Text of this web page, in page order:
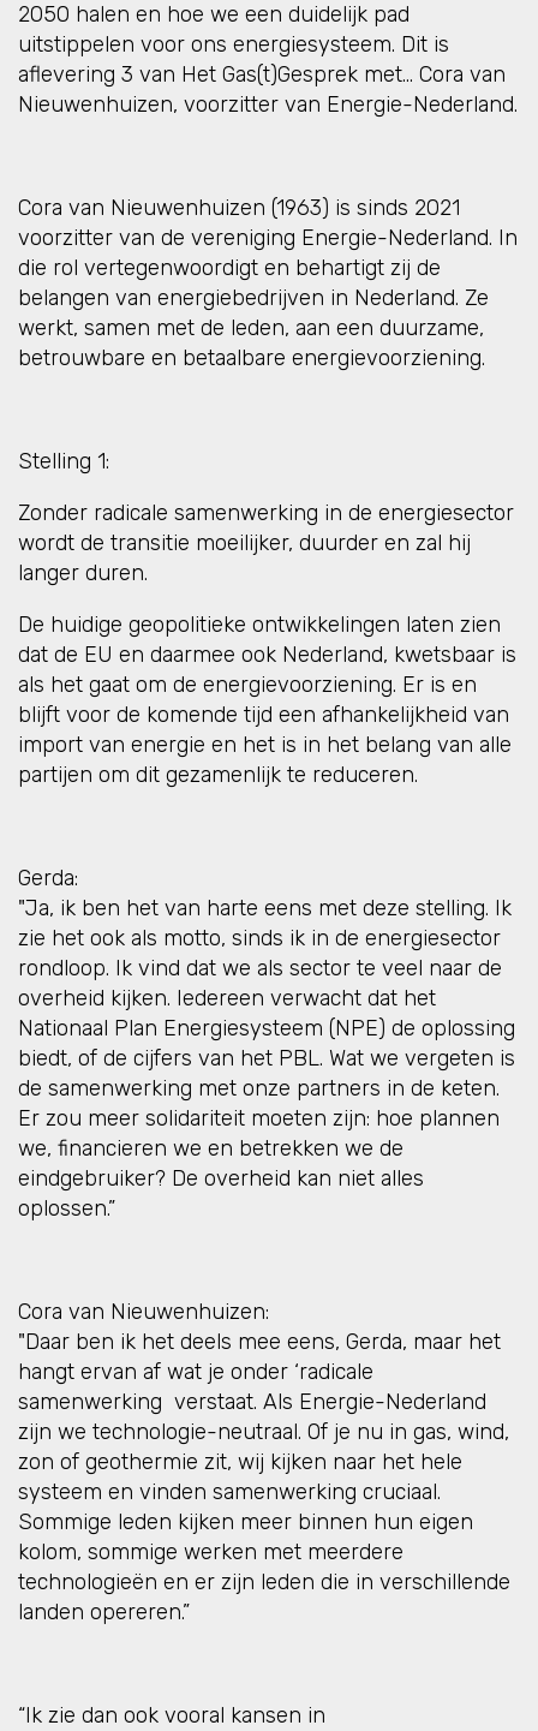
2050 halen en hoe we een duidelijk pad
uitstippelen voor ons energiesysteem. Dit is
aflevering 3 van Het Gas(t)Gesprek met… Cora van
Nieuwenhuizen, voorzitter van Energie-Nederland.
Cora van Nieuwenhuizen (1963) is sinds 2021
voorzitter van de vereniging Energie-Nederland. In
die rol vertegenwoordigt en behartigt zij de
belangen van energiebedrijven in Nederland. Ze
werkt, samen met de leden, aan een duurzame,
betrouwbare en betaalbare energievoorziening.
Stelling 1:
Zonder radicale samenwerking in de energiesector
wordt de transitie moeilijker, duurder en zal hij
langer duren.
De huidige geopolitieke ontwikkelingen laten zien
dat de EU en daarmee ook Nederland, kwetsbaar is
als het gaat om de energievoorziening. Er is en
blijft voor de komende tijd een afhankelijkheid van
import van energie en het is in het belang van alle
partijen om dit gezamenlijk te reduceren.
Gerda:
"Ja, ik ben het van harte eens met deze stelling. Ik
zie het ook als motto, sinds ik in de energiesector
rondloop. Ik vind dat we als sector te veel naar de
overheid kijken. Iedereen verwacht dat het
Nationaal Plan Energiesysteem (NPE) de oplossing
biedt, of de cijfers van het PBL. Wat we vergeten is
de samenwerking met onze partners in de keten.
Er zou meer solidariteit moeten zijn: hoe plannen
we, financieren we en betrekken we de
eindgebruiker? De overheid kan niet alles
oplossen.”
Cora van Nieuwenhuizen:
"Daar ben ik het deels mee eens, Gerda, maar het
hangt ervan af wat je onder ‘radicale
samenwerking verstaat. Als Energie-Nederland
zijn we technologie-neutraal. Of je nu in gas, wind,
zon of geothermie zit, wij kijken naar het hele
systeem en vinden samenwerking cruciaal.
Sommige leden kijken meer binnen hun eigen
kolom, sommige werken met meerdere
technologieën en er zijn leden die in verschillende
landen opereren.”
“Ik zie dan ook vooral kansen in